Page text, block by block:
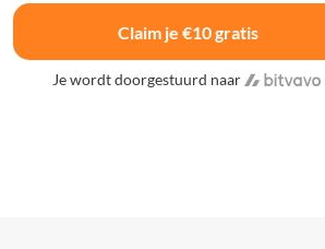
Claim je €10 gratis
Je wordt doorgestuurd naar